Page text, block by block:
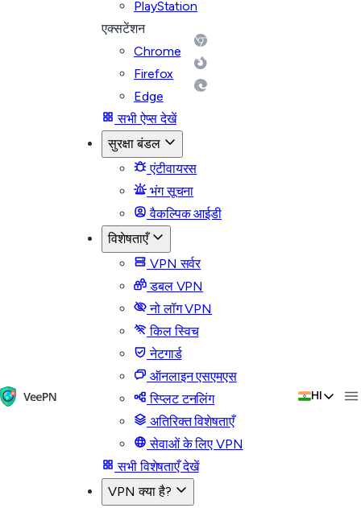
PlayStation
एक्सटेंशन
Chrome
Firefox
Edge
सभी ऐप्स देखें
सुरक्षा बंडल
एंटीवायरस
भंग सूचना
वैकल्पिक आईडी
विशेषताएँ
VPN सर्वर
डबल VPN
नो लॉग VPN
किल स्विच
नेटगार्ड
ऑनलाइन एसएमएस
स्प्लिट टनलिंग
अतिरिक्त विशेषताएँ
सेवाओं के लिए VPN
सभी विशेषताएँ देखें
VPN क्या है?
HI